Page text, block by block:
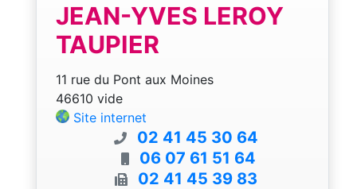
JEAN-YVES LEROY
TAUPIER
11 rue du Pont aux Moines
46610 vide
Site internet
02 41 45 30 64
06 07 61 51 64
02 41 45 39 83